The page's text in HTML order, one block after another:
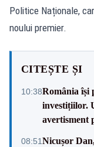
Politice Naționale,
noului premier.
CITEȘTE ȘI
10:38România își
investițiilor.
avertisment
08:51Nicușor